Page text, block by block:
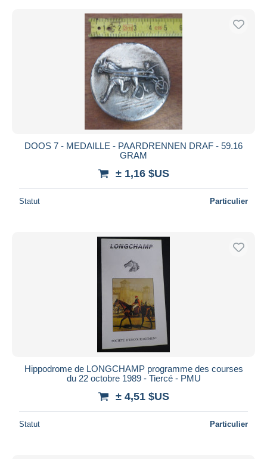
DOOS 7 - MEDAILLE - PAARDRENNEN DRAF - 59.16
GRAM
± 1,16 $US
Statut Particulier
Hippodrome de LONGCHAMP programme des courses
du 22 octobre 1989 - Tiercé - PMU
± 4,51 $US
Statut Particulier